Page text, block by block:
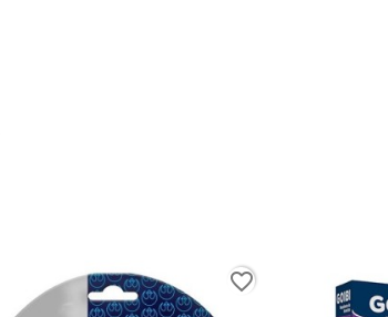
favorite_border